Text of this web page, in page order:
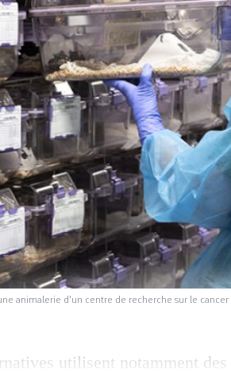
animalerie d'un centre de recherche sur le cancer
utilisent notamment